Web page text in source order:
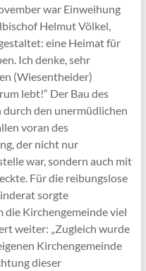
war Einweihung
Helmut Völkel,
eine Heimat für
Ich denke, sehr
(Wiesentheider)
lebt!“ Der Bau des
den unermüdlichen
voran des
der nicht nur
war, sondern auch mit
Für die reibungslose
sorgte
die Kirchengemeinde viel
weiter: „Zugleich wurde
Kirchengemeinde
dieser